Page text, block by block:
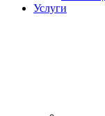
Услуги